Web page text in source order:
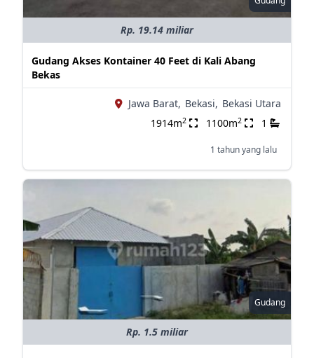
Rp. 19.14 miliar
Gudang Akses Kontainer 40 Feet di Kali Abang
Bekas
Jawa Barat, Bekasi, Bekasi Utara
1914m2 1100m2 1
1 tahun yang lalu
Gudang
Rp. 1.5 miliar